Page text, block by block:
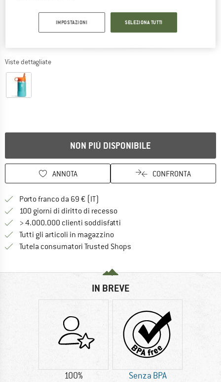
Viste dettagliate
NON PIÙ DISPONIBILE
ANNOTA CONFRONTA
Porto franco da 69 € (IT)
100 giorni di diritto di recessoVai alla politica di recesso qui
> 4.000.000 clienti soddisfatti
Tutti gli articoli in magazzino
Tutela consumatori Trusted Shops
IN BREVE
100%
Senza BPA
IMPOSTAZIONI SELEZIONA TUTTI